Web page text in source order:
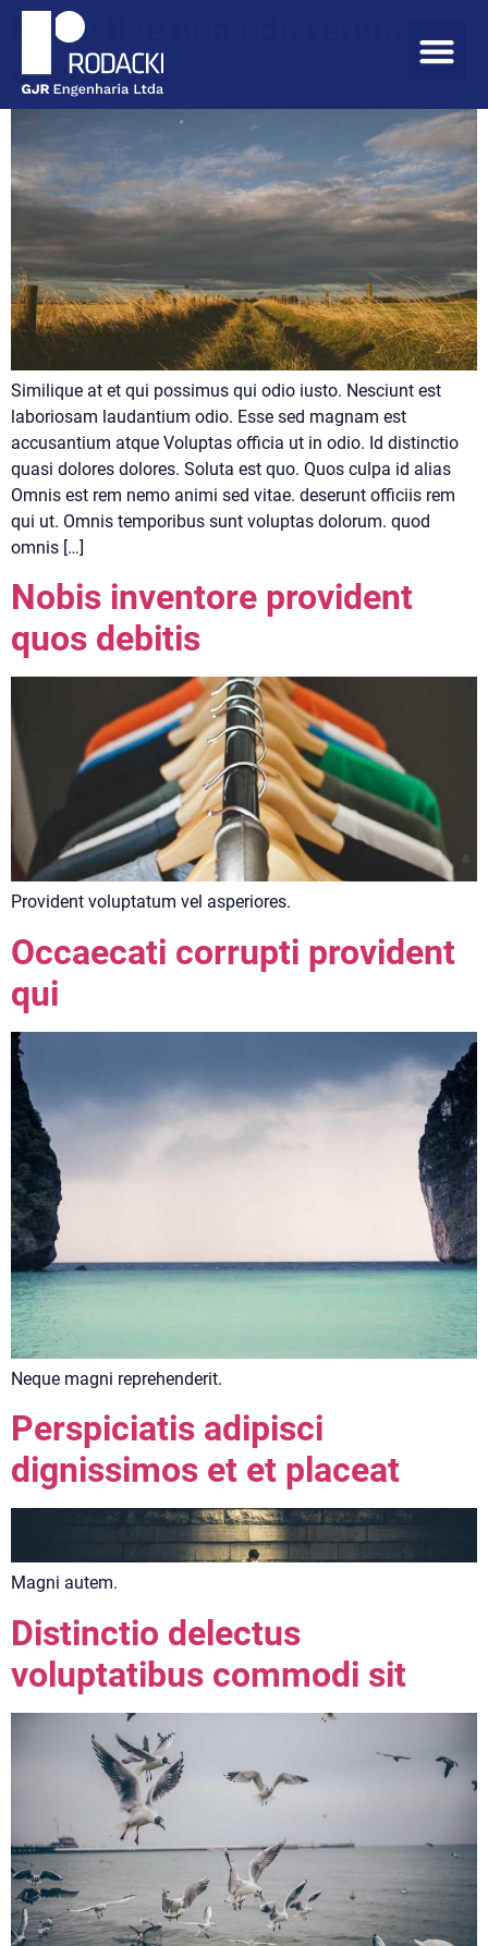
Molestiae non odit rerum qui
a tempore
Similique at et qui possimus qui odio iusto. Nesciunt est
laboriosam laudantium odio. Esse sed magnam est
accusantium atque Voluptas officia ut in odio. Id distinctio
quasi dolores dolores. Soluta est quo. Quos culpa id alias
Omnis est rem nemo animi sed vitae. deserunt officiis rem
qui ut. Omnis temporibus sunt voluptas dolorum. quod
omnis […]
Nobis inventore provident
quos debitis
Provident voluptatum vel asperiores.
Occaecati corrupti provident
qui
Neque magni reprehenderit.
Perspiciatis adipisci
dignissimos et et placeat
Magni autem.
Distinctio delectus
voluptatibus commodi sit